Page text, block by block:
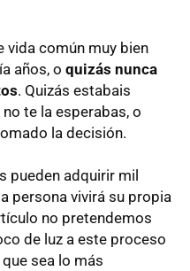
vida común muy bien
años, o quizás nunca
. Quizás estabais
te la esperabas, o
la decisión.
pueden adquirir mil
persona vivirá su propia
no pretendemos
de luz a este proceso
sea lo más